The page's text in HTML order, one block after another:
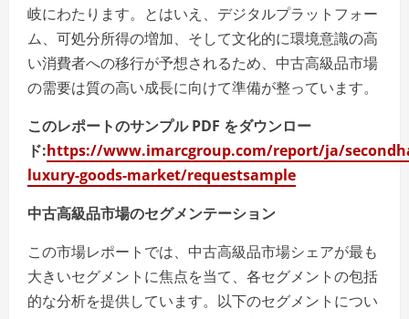
岐にわたります。とはいえ、デジタルプラットフォー
ム、可処分所得の増加、そして文化的に環境意識の高
い消費者への移行が予想されるため、中古高級品市場
の需要は質の高い成長に向けて準備が整っています。
このレポートのサンプル PDF をダウンロー
ド:https://www.imarcgroup.com/report/ja/
luxury-goods-market/requestsample
中古高級品市場のセグメンテーション
この市場レポートでは、中古高級品市場シェアが最も
大きいセグメントに焦点を当て、各セグメントの包括
的な分析を提供しています。以下のセグメントについ